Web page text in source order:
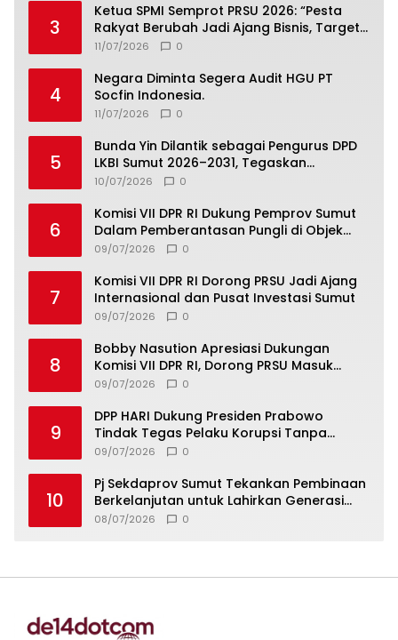
3
Ketua SPMI Semprot PRSU 2026: “Pesta
Rakyat Berubah Jadi Ajang Bisnis, Target
300 Ribu Pengunjung Tinggal Slogan”
11/07/2026 0
4
Negara Diminta Segera Audit HGU PT
Socfin Indonesia.
11/07/2026 0
5
Bunda Yin Dilantik sebagai Pengurus DPD
LKBI Sumut 2026–2031, Tegaskan
Komitmen Perkuat Toleransi dan
10/07/2026 0
6
Komisi VII DPR RI Dukung Pemprov Sumut
Dalam Pemberantasan Pungli di Objek
Wisata
09/07/2026 0
7
Komisi VII DPR RI Dorong PRSU Jadi Ajang
Internasional dan Pusat Investasi Sumut
09/07/2026 0
8
Bobby Nasution Apresiasi Dukungan
Komisi VII DPR RI, Dorong PRSU Masuk
Kalender Event Nasional
09/07/2026 0
9
DPP HARI Dukung Presiden Prabowo
Tindak Tegas Pelaku Korupsi Tanpa
Tebang Pilih
09/07/2026 0
10
Pj Sekdaprov Sumut Tekankan Pembinaan
Berkelanjutan untuk Lahirkan Generasi
Qurani Berkarakter
08/07/2026 0